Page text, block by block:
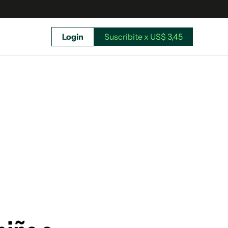
Login Suscribite x US$ 3,45